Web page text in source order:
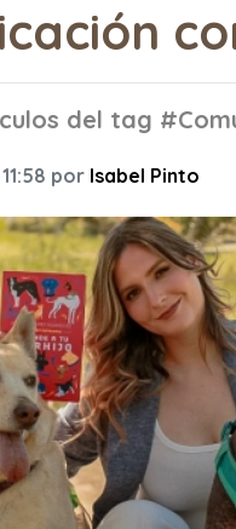
del tag
por Isabel Pinto